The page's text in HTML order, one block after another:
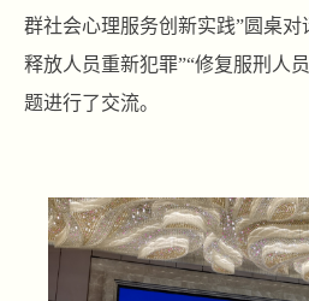
群社会心理服务创新实践”圆桌
释放人员重新犯罪”“修复服刑人
题进行了交流。